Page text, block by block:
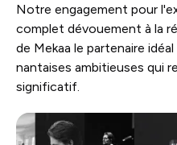
Notre engagement pour
complet dévouement à la
de Mekaa le partenaire
nantaises ambitieuses qui
significatif.